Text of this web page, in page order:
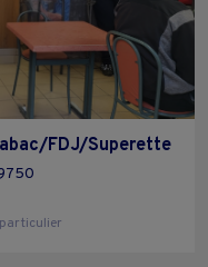
FDJ/Superette
particulier